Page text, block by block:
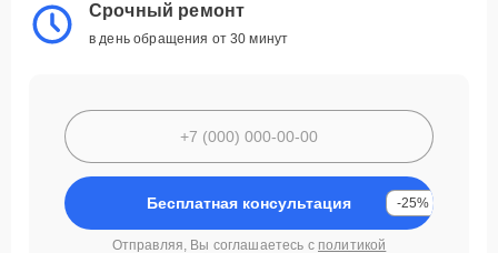
Срочный ремонт
в день обращения от 30 минут
Бесплатная консультация -25%
Отправляя, Вы соглашаетесь с политикой